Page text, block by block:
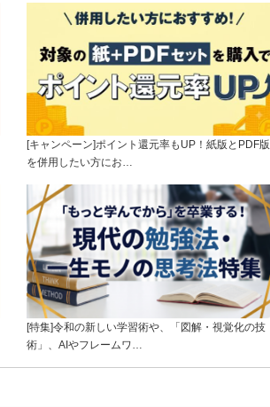
[キャンペーン]ポイント還元率もUP！紙版とPDF版
を併用したい方にお…
[特集]令和の新しい学習術や、「図解・視覚化の技
術」、AIやフレームワ…